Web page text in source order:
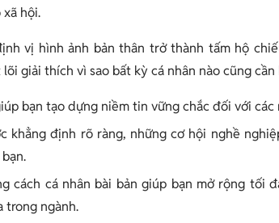
hội.
vị hình ảnh bản thân trở thành tấm hộ
giải thích vì sao bất kỳ cá nhân nào cũng
bạn tạo dựng niềm tin vững chắc đối với
khẳng định rõ ràng, những cơ hội nghề
cách cá nhân bài bản giúp bạn mở rộng tối
trong ngành.